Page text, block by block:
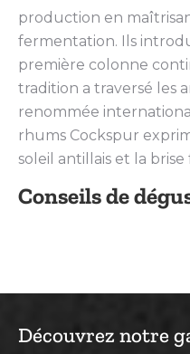
production en
fermentation. Ils
première colonne
tradition a traversé les
renommée
rhums Cockspur
soleil antillais et la brise
Conseils de
Découvrez notre